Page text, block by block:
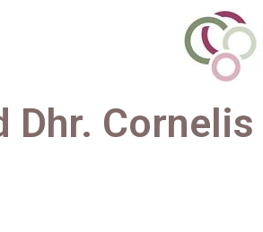
Dhr.